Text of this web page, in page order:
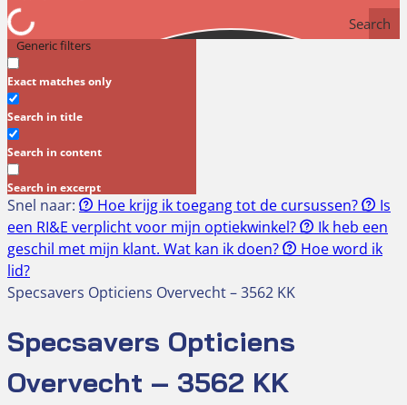
Search
Generic filters
Exact matches only
Search in title
Search in content
Search in excerpt
Snel naar: Hoe krijg ik toegang tot de cursussen?
Is
een RI&E verplicht voor mijn optiekwinkel?
Ik heb een
geschil met mijn klant. Wat kan ik doen?
Hoe word ik
lid?
Specsavers Opticiens Overvecht – 3562 KK
Specsavers Opticiens
Overvecht – 3562 KK